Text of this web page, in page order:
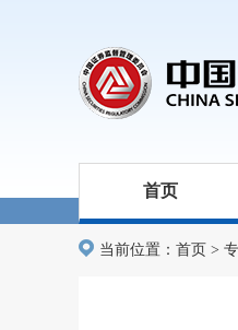
首页
当前位置： 首页 >